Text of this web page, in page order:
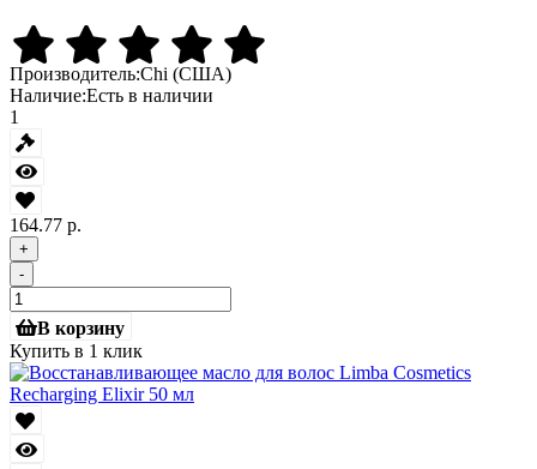
Производитель:Chi (США)
Наличие:Есть в наличии
1
164.77 р.
+
-
В корзину
Купить в 1 клик